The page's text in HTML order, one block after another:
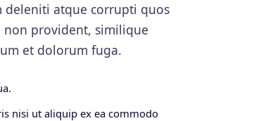
deleniti atque corrupti quos
non provident, similique
et dolorum fuga.
nisi ut aliquip ex ea commodo